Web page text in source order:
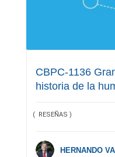
CBPC-1136
historia de la
( RESEÑAS )
HERNANDO